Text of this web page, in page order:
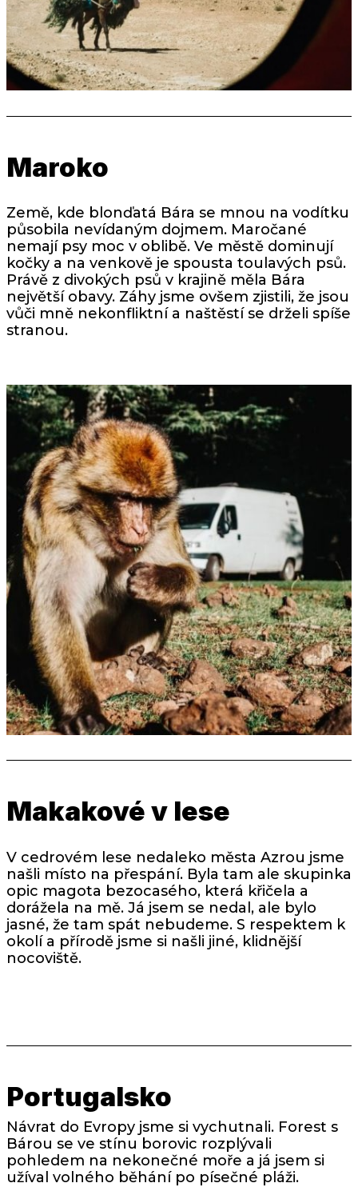
Maroko
Země, kde blonďatá Bára se mnou na vodítku
působila nevídaným dojmem. Maročané
nemají psy moc v oblibě. Ve městě dominují
kočky a na venkově je spousta toulavých psů.
Právě z divokých psů v krajině měla Bára
největší obavy. Záhy jsme ovšem zjistili, že jsou
vůči mně nekonfliktní a naštěstí se drželi spíše
stranou.
Makakové v lese
V cedrovém lese nedaleko města Azrou jsme
našli místo na přespání. Byla tam ale skupinka
opic magota bezocasého, která křičela a
dorážela na mě. Já jsem se nedal, ale bylo
jasné, že tam spát nebudeme. S respektem k
okolí a přírodě jsme si našli jiné, klidnější
nocoviště.
Portugalsko
Návrat do Evropy jsme si vychutnali. Forest s
Bárou se ve stínu borovic rozplývali
pohledem na nekonečné moře a já jsem si
užíval volného běhání po písečné pláži.